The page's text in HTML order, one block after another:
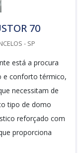
70
- SP
está a procura
e conforto térmico,
necessitam de
tipo de domo
reforçado com
proporciona